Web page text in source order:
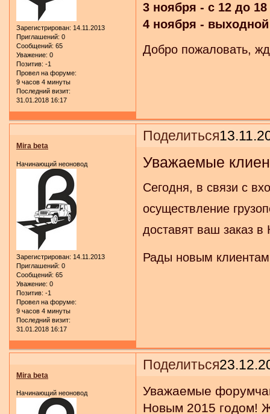
Зарегистрирован: 14.11.2013
Приглашений: 0
Сообщений: 65
Уважение: 0
Позитив: -1
Провел на форуме:
9 часов 4 минуты
Последний визит:
31.01.2018 16:17
3 ноября - с 12 до 18
4 ноября -
Добро пожаловать,
Поделиться
Mira beta
Начинающий неоновод
Зарегистрирован: 14.11.2013
Приглашений: 0
Сообщений: 65
Уважение: 0
Позитив: -1
Провел на форуме:
9 часов 4 минуты
Последний визит:
31.01.2018 16:17
Уважаемые
Сегодня, в связи с
осуществление
доставят ваш заказ
Рады новым
Поделиться
Mira beta
Начинающий неоновод
Уважаемые
Новым 2015 годом!